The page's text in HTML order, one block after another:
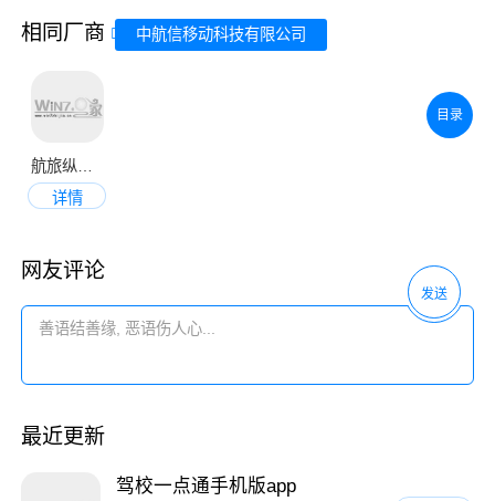
相同厂商 中航信移动科技有限公司
航旅纵横app最新版
详情
网友评论
发送
最近更新
驾校一点通手机版app
目录